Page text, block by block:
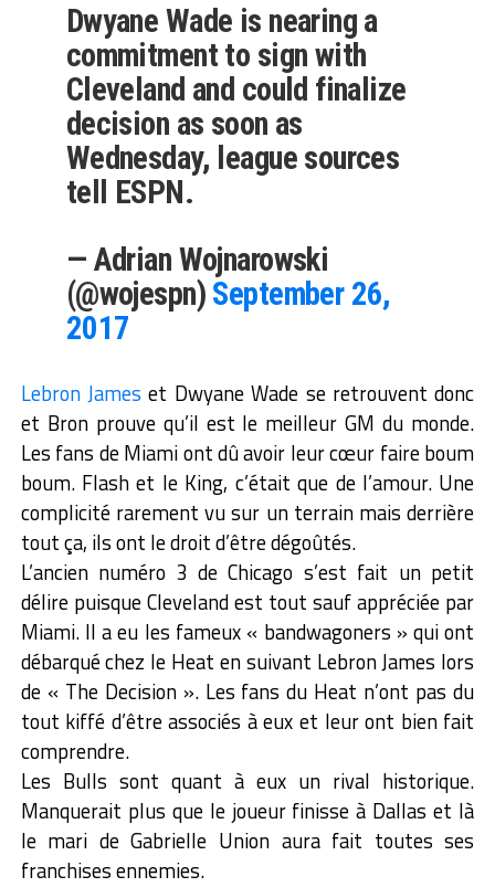
Dwyane Wade is nearing a
commitment to sign with
Cleveland and could finalize
decision as soon as
Wednesday, league sources
tell ESPN.
— Adrian Wojnarowski
(@wojespn) September 26,
2017
Lebron James et Dwyane Wade se retrouvent donc
et Bron prouve qu’il est le meilleur GM du monde.
Les fans de Miami ont dû avoir leur cœur faire boum
boum. Flash et le King, c’était que de l’amour. Une
complicité rarement vu sur un terrain mais derrière
tout ça, ils ont le droit d’être dégoûtés.
L’ancien numéro 3 de Chicago s’est fait un petit
délire puisque Cleveland est tout sauf appréciée par
Miami. Il a eu les fameux « bandwagoners » qui ont
débarqué chez le Heat en suivant Lebron James lors
de « The Decision ». Les fans du Heat n’ont pas du
tout kiffé d’être associés à eux et leur ont bien fait
comprendre.
Les Bulls sont quant à eux un rival historique.
Manquerait plus que le joueur finisse à Dallas et là
le mari de Gabrielle Union aura fait toutes ses
franchises ennemies.